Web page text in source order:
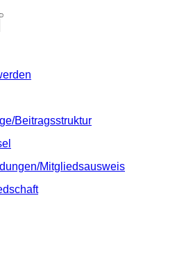
Beitragsstruktur
Mitgliedsausweis